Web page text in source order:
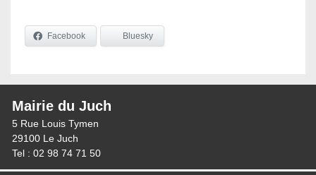
Facebook Bluesky
Mairie du Juch
5 Rue Louis Tymen
29100 Le Juch
Tel : 02 98 74 71 50